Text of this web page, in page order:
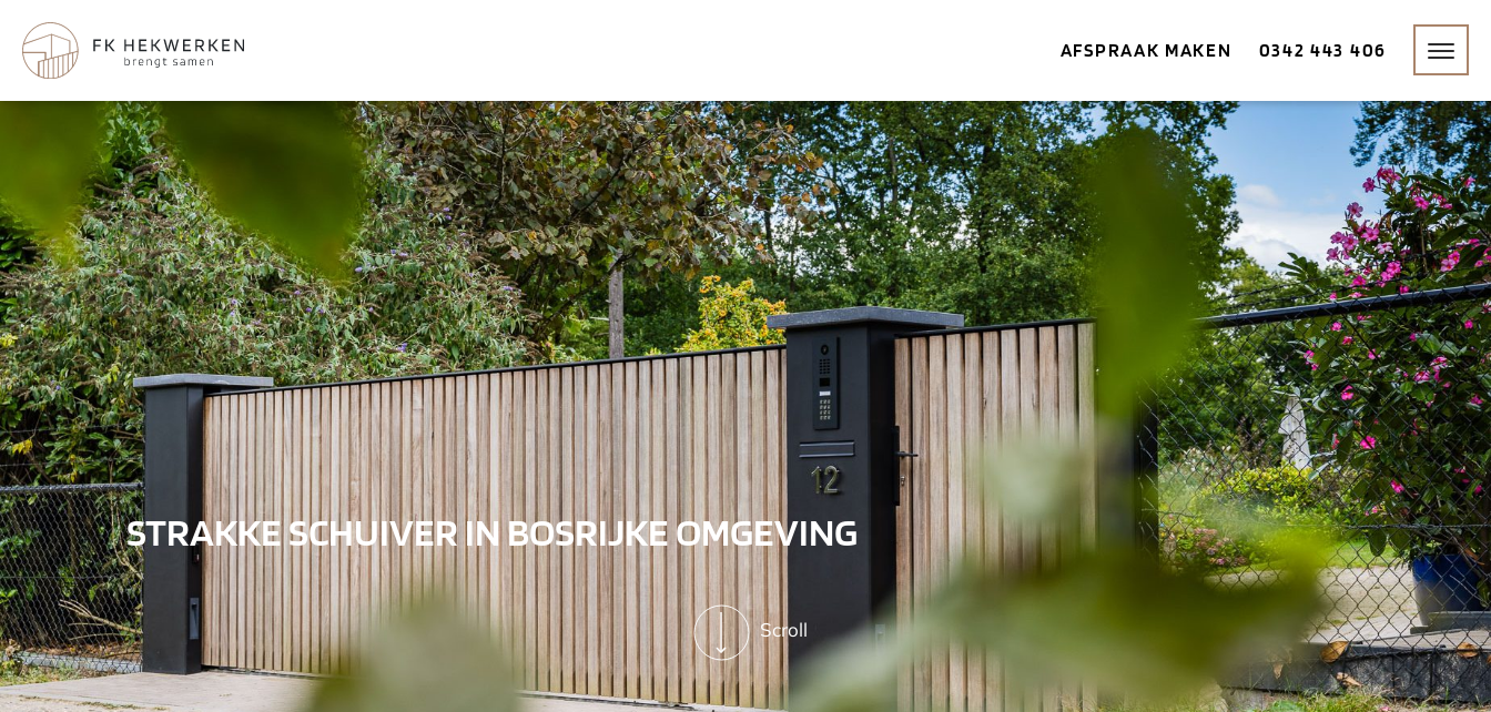
AFSPRAAK MAKEN 0342 443 406
STRAKKE SCHUIVER IN BOSRIJKE OMGEVING
Scroll